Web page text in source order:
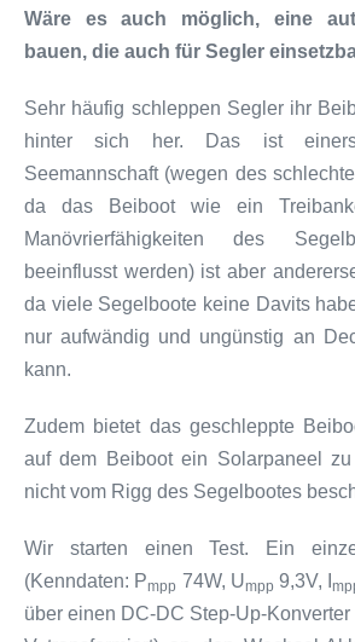
Wäre es auch möglich, eine
bauen, die auch für Segler
Sehr häufig schleppen Segler ihr
hinter sich her. Das ist
Seemannschaft (wegen des
da das Beiboot wie ein
Manövrierfähigkeiten des
beeinflusst werden) ist aber
da viele Segelboote keine Davits
nur aufwändig und ungünstig an
kann.
Zudem bietet das geschleppte
auf dem Beiboot ein Solarpaneel
nicht vom Rigg des Segelbootes
Wir starten einen Test. Ein
(Kenndaten: Pmpp 74W, Umpp 9,3V, I
über einen DC-DC Step-Up-